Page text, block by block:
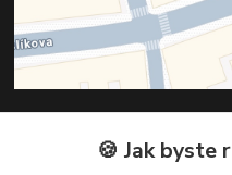
Kontakty🍪 Jak byste